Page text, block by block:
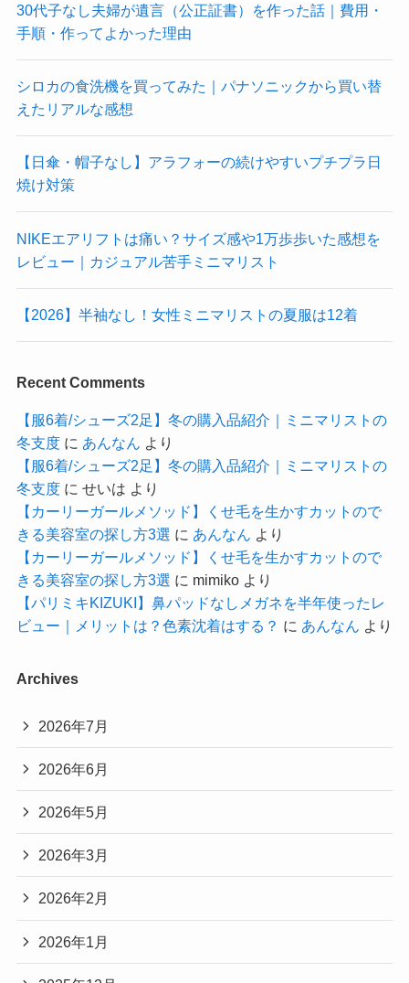
30代子なし夫婦が遺言（公正証書）を作った話｜費用・
手順・作ってよかった理由
シロカの食洗機を買ってみた｜パナソニックから買い替
えたリアルな感想
【日傘・帽子なし】アラフォーの続けやすいプチプラ日
焼け対策
NIKEエアリフトは痛い？サイズ感や1万歩歩いた感想を
レビュー｜カジュアル苦手ミニマリスト
【2026】半袖なし！女性ミニマリストの夏服は12着
Recent Comments
【服6着/シューズ2足】冬の購入品紹介｜ミニマリストの
冬支度に あんなん より
【服6着/シューズ2足】冬の購入品紹介｜ミニマリストの
冬支度に せいは より
【カーリーガールメソッド】くせ毛を生かすカットので
きる美容室の探し方3選 に あんなん より
【カーリーガールメソッド】くせ毛を生かすカットので
きる美容室の探し方3選 に mimikoより
【パリミキKIZUKI】鼻パッドなしメガネを半年使ったレ
ビュー｜メリットは？色素沈着はする？ に あんなん より
Archives
2026年7月
2026年6月
2026年5月
2026年3月
2026年2月
2026年1月